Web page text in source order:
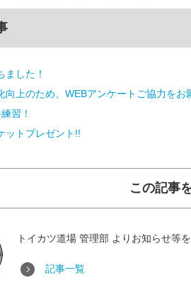
ました！
向上のため、WEBアンケートご協力をお
習！
ットプレゼント!!
この記事
トイカツ道場 管理部 よりお知らせ等
記事一覧